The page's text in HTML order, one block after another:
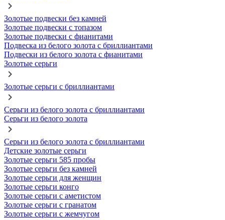
Золотые подвески без камней
Золотые подвески с топазом
Золотые подвески с фианитами
Подвеска из белого золота с бриллиантами
Подвески из белого золота с фианитами
Золотые серьги
Золотые серьги с бриллиантами
Серьги из белого золота с бриллиантами
Серьги из белого золота
Серьги из белого золота с бриллиантами
Детские золотые серьги
Золотые серьги 585 пробы
Золотые серьги без камней
Золотые серьги для женщин
Золотые серьги конго
Золотые серьги с аметистом
Золотые серьги с гранатом
Золотые серьги с жемчугом